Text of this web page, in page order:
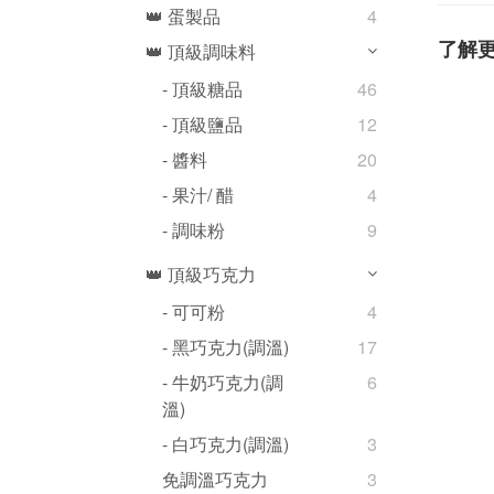
👑 蛋製品
4
👑 頂級調味料
- 頂級糖品
46
- 頂級鹽品
12
- 醬料
20
- 果汁/ 醋
4
- 調味粉
9
👑 頂級巧克力
- 可可粉
4
- 黑巧克力(調溫)
17
- 牛奶巧克力(調
溫)
6
- 白巧克力(調溫)
3
免調溫巧克力
3
了解